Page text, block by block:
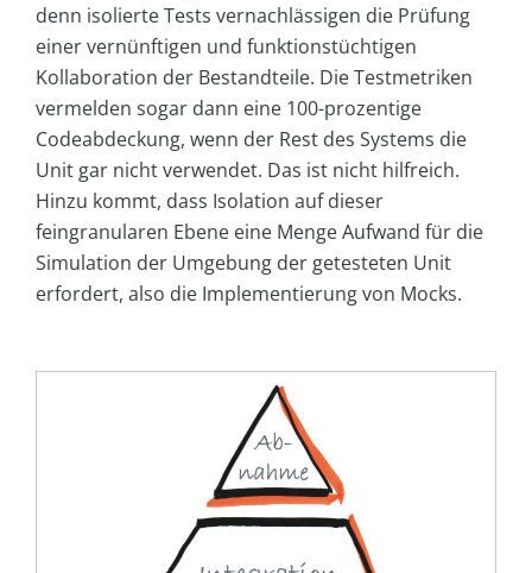
denn isolierte Tests vernachlässigen die Prüfung
einer vernünftigen und funktionstüchtigen
Kollaboration der Bestandteile. Die Testmetriken
vermelden sogar dann eine 100-prozentige
Codeabdeckung, wenn der Rest des Systems die
Unit gar nicht verwendet. Das ist nicht hilfreich.
Hinzu kommt, dass Isolation auf dieser
feingranularen Ebene eine Menge Aufwand für die
Simulation der Umgebung der getesteten Unit
erfordert, also die Implementierung von Mocks.